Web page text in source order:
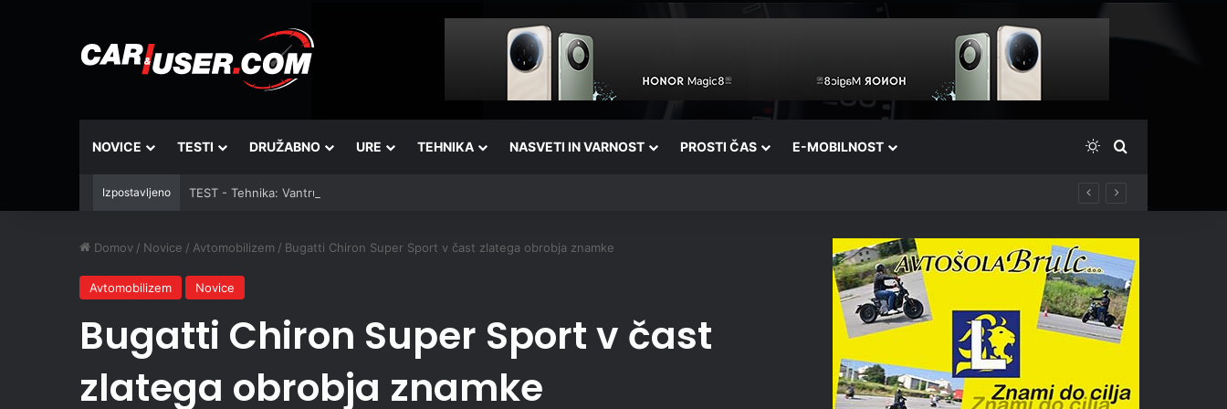
NOVICE TESTI DRUŽABNO URE TEHNIKA NASVETI IN VARNOST PROSTI ČAS E-MOBILNOST Switch skin
Išči
Izpostavljeno TEST - Tehnika: Vantrue JS3
Domov / Novice / Avtomobilizem / Bugatti Chiron Super Sport v čast zlatega obrobja znamke
Avtomobilizem Novice
Bugatti Chiron Super Sport v čast
zlatega obrobja znamke